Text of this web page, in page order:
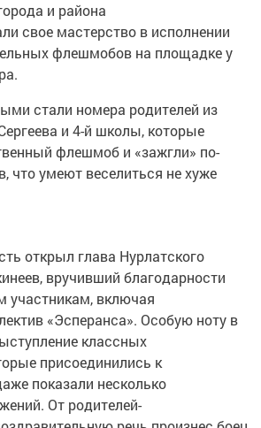
и района
свое мастерство в исполнении
флешмобов на площадке у
стали номера родителей из
и 4-й школы, которые
флешмоб и «зажгли» по-
что умеют веселиться не хуже
открыл глава Нурлатского
вручивший благодарности
участникам, включая
«Эсперанса». Особую ноту в
классных
присоединились к
показали несколько
От родителей-